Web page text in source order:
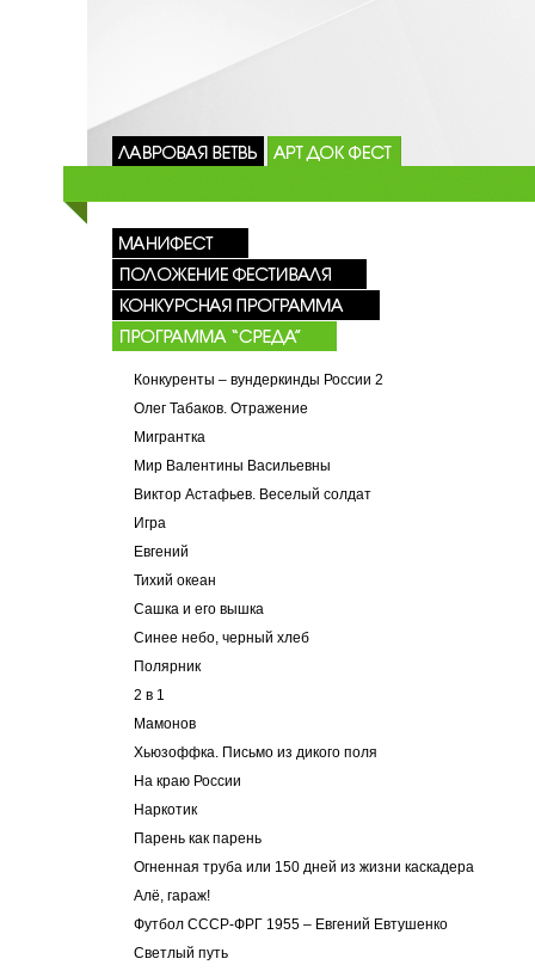
Конкуренты – вундеркинды России 2
Олег Табаков. Отражение
Мигрантка
Мир Валентины Васильевны
Виктор Астафьев. Веселый солдат
Игра
Евгений
Тихий океан
Cашка и его вышка
Синее небо, черный хлеб
Полярник
2 в 1
Мамонов
Хьюзоффка. Письмо из дикого поля
На краю России
Наркотик
Парень как парень
Огненная труба или 150 дней из жизни каскадера
Алё, гараж!
Футбол СССР-ФРГ 1955 – Евгений Евтушенко
Светлый путь